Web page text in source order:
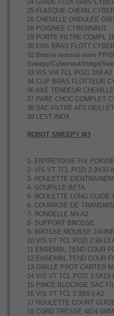
24 GUIDE FLUX GRIS
25 FLASQUE CHENIL
26 CHENILLE ONDULEE
28 POIGNEE CYBERNAUT
29 PORTE FILTRE COMPL
30 ENS BRAS FLOTT
32 Brosse mousse noire
Sweepy/Cybernaut/Indigo/
33 VIS VM TCL POZI 3X8 A2
34 CLIP BRAS FLOTTEUR
36 AXE TENDEUR CHENILLE
37 PARE CHOC COMPLET
38 SAC FILTRE AF2
39 LEST INOX
ROBOT SWEEPY M3
1- ENTRETOISE FIX
2- VIS VT TCL POZI 2.9X32
3- ROULETTE
4- GOUPILLE BETA
5- ROULETTE LONG GUIDE
6- COURROIE DE
7- RONDELLE M4 A2
8- SUPPORT BROSSE
9- BROSSE MOUSSE
10 VIS VT TCL POZI 2.9X13
11 ENSEMBL TEND COUR
12 ENSEMBL TEND COUR
13 GRILLE PROT CARTER
14 VIS VT TCL POZI 3.5X13
15 PINCE BLOCAGE SAC
16 VIS VT TCL 2.9X9.5 A2
17 ROULETTE COURT
18 CORD TRESSE 4874